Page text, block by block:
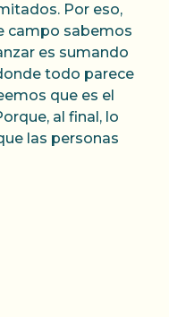
Por eso,
campo sabemos
es sumando
todo parece
que es el
al final, lo
las personas